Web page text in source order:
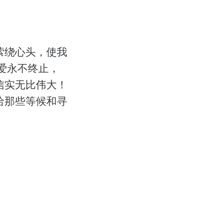
绕心头，使我
不终止，
无比伟大！
那些等候和寻